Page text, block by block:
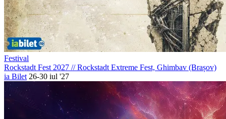
Festival
Rockstadt Fest 2027 //Rockstadt Extreme Fest, Ghimbav (Brașov)
ia Bilet 26-30 iul '27